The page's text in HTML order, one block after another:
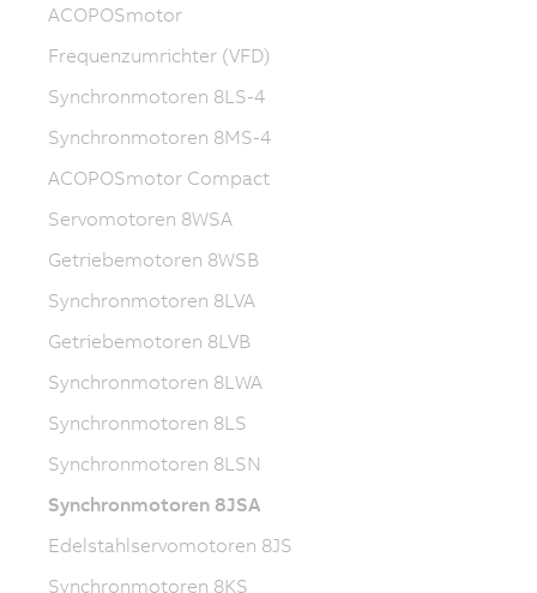
ACOPOSmotor
Frequenzumrichter (VFD)
Synchronmotoren 8LS-4
Synchronmotoren 8MS-4
ACOPOSmotor Compact
Servomotoren 8WSA
Getriebemotoren 8WSB
Synchronmotoren 8LVA
Getriebemotoren 8LVB
Synchronmotoren 8LWA
Synchronmotoren 8LS
Synchronmotoren 8LSN
Synchronmotoren 8JSA
Edelstahlservomotoren 8JS
Synchronmotoren 8KS